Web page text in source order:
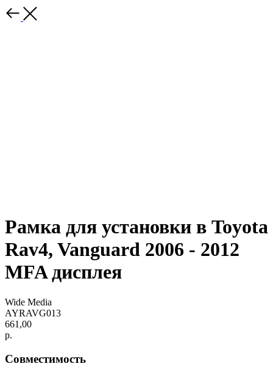
Рамка для установки в Toyota
Rav4, Vanguard 2006 - 2012
MFA дисплея
Wide Media
AYRAVG013
661,00
р.
Совместимость